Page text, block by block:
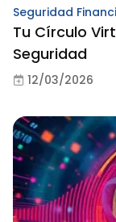
Seguridad
Tu Círculo
Seguridad
12/03/2026